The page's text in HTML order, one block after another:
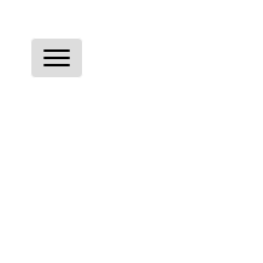
Toggle